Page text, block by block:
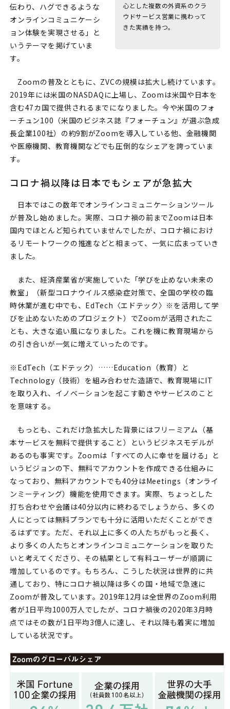
心とした複数の外資系のクラ
ウドサービス営業に携わって
きた実績を持つ。
伝わり、ハグできるような
オンラインコミュニケーシ
ョン体験を実現させる」と
いうテーマを掲げていま
す。
Zoomの普及とともに、ZVCの規模は拡大し続けています。
2019年には米国のNASDAQに上場し、Zoomは米国や日本を
含む47カ国で提供されるまでになりました。今や米国のフォ
ーチュン100（米国のビジネス誌『フォーチュン』が選ぶ急成
長企業100社）の約9割がZoomを導入している他、金融機関
や医療機関、教育機関などでも圧倒的なシェアを誇っていま
す。
コロナ禍以降は日本でもシェアが急拡大
日本ではこの数年でオンラインコミュニケーションツール
が普及し始めました。実際、コロナ禍の前までZoomは日本
国内でほとんど知られていませんでしたが、コロナ禍におけ
るリモートワークの推進などと相まって、一気に広まっていき
ました。
また、経済産業省が実施していた「学びを止めない未来の
教室」（新型コロナウイルス感染症対策で、全国の学校の臨
時休業が進む中でも、EdTech〈エドテック〉※を活用して学
びを止めないためのプロジェクト）でZoomが活用されたこ
とも、大きな追い風になりました。これを機に教育現場から
の引き合いが一気に増えていったのです。
※EdTech（エドテック）……Education（教育）と
Technology（技術）を組み合わせた造語で、教育現場にIT
を取り入れ、イノベーションを起こす動きやサービスのこと
を意味する。
もっとも、これだけ急拡大した背景にはフリーミアム（基
本サービスを無料で提供すること）というビジネスモデルが
あるのも事実です。Zoomは「すべての人に幸せを届ける」と
いうビジョンの下、無料でアカウントを作成できる仕組みに
なっており、無料アカウントでも40分はMeetings（オンライ
ンミーティング）機能を使用できます。実際、ちょっとした
打ち合わせや会議は40分以内に終わるでしょうから、多くの
人にとっては無料プランでも十分に活用いただくことができ
るはずです。ただ、それ以上に多くの人たちがもっと長く、
より多くの人たちとオンラインコミュニケーションを取りた
いと考えてくださり、その結果として有料ユーザーが順調に
増加しているのです。もちろん、こうした状況は世界的に共
通しており、特にコロナ禍以降は多くの国・地域で急速に
Zoomが普及しています。2019年12月は全世界のZoom利用
者が1日平均1000万人でしたが、コロナ禍後の2020年3月時
点ではその数が1日平均3億人に達し、それ以降も着実に増加
している状況です。